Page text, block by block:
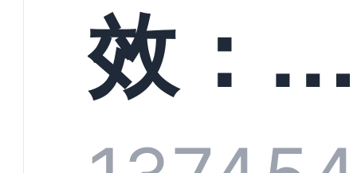
技何以
效：螳